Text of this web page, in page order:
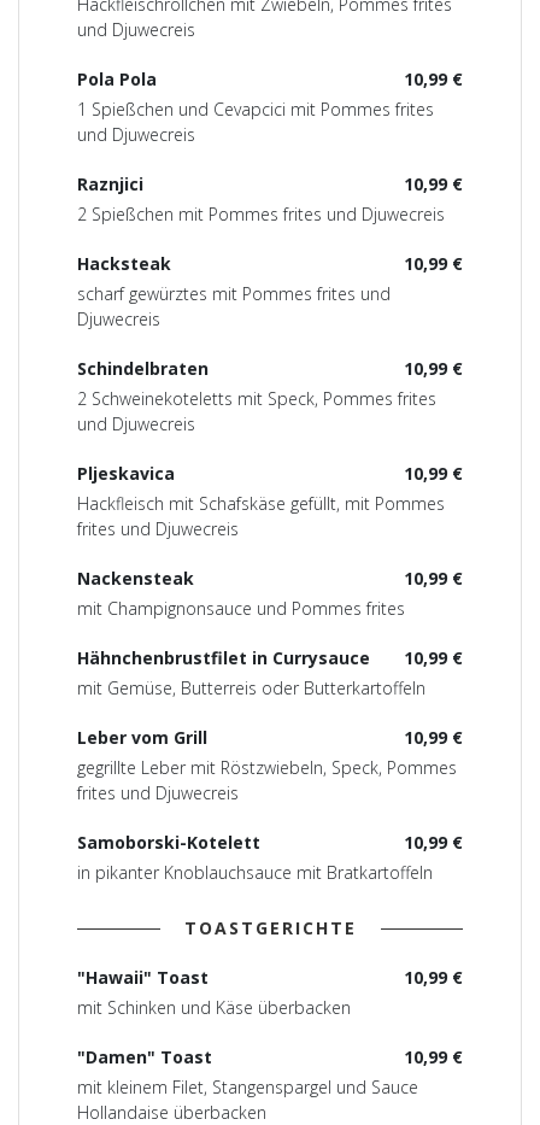
und Djuwecreis
10,99 €
Pola Pola
1 Spießchen und Cevapcici mit Pommes frites
und Djuwecreis
10,99 €
Raznjici
2 Spießchen mit Pommes frites und Djuwecreis
10,99 €
Hacksteak
scharf gewürztes mit Pommes frites und
Djuwecreis
10,99 €
Schindelbraten
2 Schweinekoteletts mit Speck, Pommes frites
und Djuwecreis
10,99 €
Pljeskavica
Hackfleisch mit Schafskäse gefüllt, mit Pommes
frites und Djuwecreis
10,99 €
Nackensteak
mit Champignonsauce und Pommes frites
10,99 €
Hähnchenbrustfilet in Currysauce
mit Gemüse, Butterreis oder Butterkartoffeln
10,99 €
Leber vom Grill
gegrillte Leber mit Röstzwiebeln, Speck, Pommes
frites und Djuwecreis
10,99 €
Samoborski-Kotelett
in pikanter Knoblauchsauce mit Bratkartoffeln
TOASTGERICHTE
10,99 €
"Hawaii" Toast
mit Schinken und Käse überbacken
10,99 €
"Damen" Toast
mit kleinem Filet, Stangenspargel und Sauce
Hollandaise überbacken